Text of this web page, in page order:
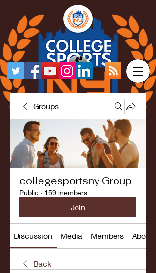
Groups
collegesportsny Group
Public · 159 members
Join
Discussion Media Members About
Back